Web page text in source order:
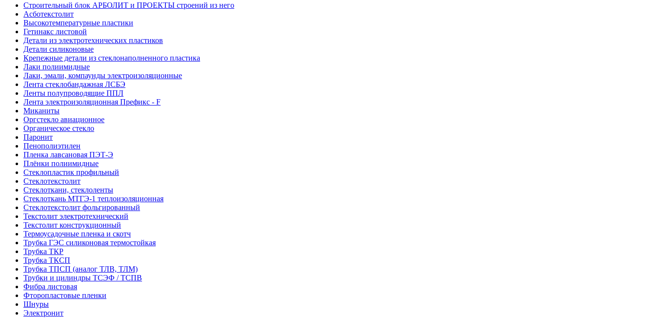
Строительный блок АРБОЛИТ и ПРОЕКТЫ строений из него
Асботекстолит
Высокотемпературные пластики
Гетинакс листовой
Детали из электротехнических пластиков
Детали силиконовые
Крепежные детали из стеклонаполненного пластика
Лаки полиимидные
Лаки, эмали, компаунды электроизоляционные
Лента стеклобандажная ЛСБЭ
Ленты полупроводящие ППЛ
Лента электроизоляционная Префикс - F
Миканиты
Оргстекло авиационное
Органическое стекло
Паронит
Пенополиэтилен
Пленка лавсановая ПЭТ-Э
Плёнки полиимидные
Стеклопластик профильный
Стеклотекстолит
Стеклоткани, стеклоленты
Стеклоткань МТГЭ-1 теплоизоляционная
Стеклотекстолит фольгированный
Текстолит электротехнический
Текстолит конструкционный
Термоусадочные пленка и скотч
Трубка ГЭС силиконовая термостойкая
Трубка ТКР
Трубка ТКСП
Трубка ТПСП (аналог ТЛВ, ТЛМ)
Трубки и цилиндры ТСЭФ / ТСПВ
Фибра листовая
Фторопластовые пленки
Шнуры
Электронит